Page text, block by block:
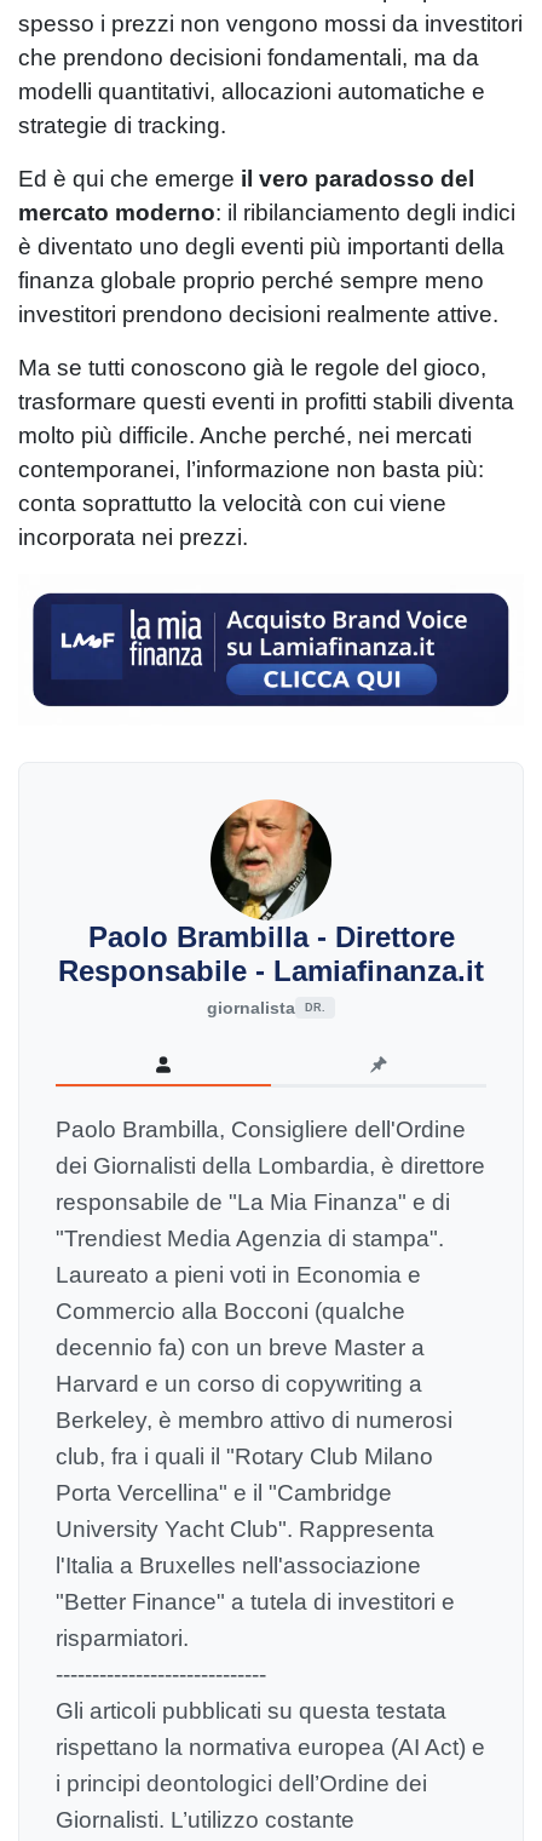
spesso i prezzi non vengono mossi da investitori
che prendono decisioni fondamentali, ma da
modelli quantitativi, allocazioni automatiche e
strategie di tracking.
Ed è qui che emerge il vero paradosso del
mercato moderno: il ribilanciamento degli indici
è diventato uno degli eventi più importanti della
finanza globale proprio perché sempre meno
investitori prendono decisioni realmente attive.
Ma se tutti conoscono già le regole del gioco,
trasformare questi eventi in profitti stabili diventa
molto più difficile. Anche perché, nei mercati
contemporanei, l’informazione non basta più:
conta soprattutto la velocità con cui viene
incorporata nei prezzi.
Paolo Brambilla - Direttore
Responsabile - Lamiafinanza.it
giornalista DR.
Paolo Brambilla, Consigliere dell'Ordine
dei Giornalisti della Lombardia, è direttore
responsabile de "La Mia Finanza" e di
"Trendiest Media Agenzia di stampa".
Laureato a pieni voti in Economia e
Commercio alla Bocconi (qualche
decennio fa) con un breve Master a
Harvard e un corso di copywriting a
Berkeley, è membro attivo di numerosi
club, fra i quali il "Rotary Club Milano
Porta Vercellina" e il "Cambridge
University Yacht Club". Rappresenta
l'Italia a Bruxelles nell'associazione
"Better Finance" a tutela di investitori e
risparmiatori.
-----------------------------
Gli articoli pubblicati su questa testata
rispettano la normativa europea (AI Act) e
i principi deontologici dell’Ordine dei
Giornalisti. L’utilizzo costante